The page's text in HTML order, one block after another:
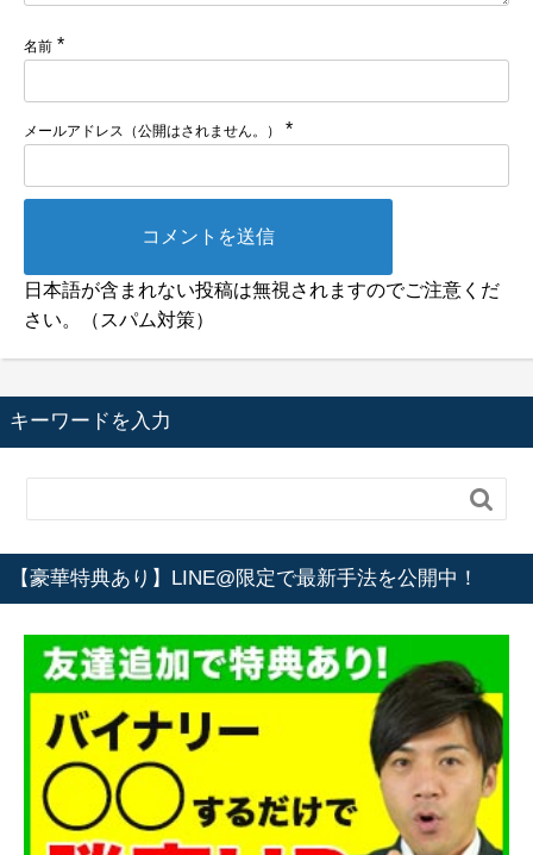
名前 *
メールアドレス（公開はされません。） *
日本語が含まれない投稿は無視されますのでご注意くだ
さい。（スパム対策）
キーワードを入力

【豪華特典あり】LINE@限定で最新手法を公開中！